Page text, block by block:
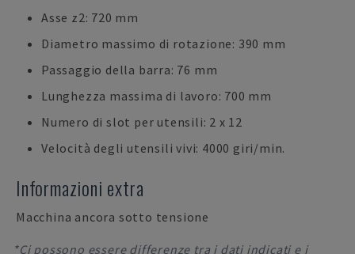
Asse z2: 720 mm
Diametro massimo di rotazione: 390 mm
Passaggio della barra: 76 mm
Lunghezza massima di lavoro: 700 mm
Numero di slot per utensili: 2 x 12
Velocità degli utensili vivi: 4000 giri/min.
Informazioni extra
Macchina ancora sotto tensione
*Ci possono essere differenze tra i dati indicati e i